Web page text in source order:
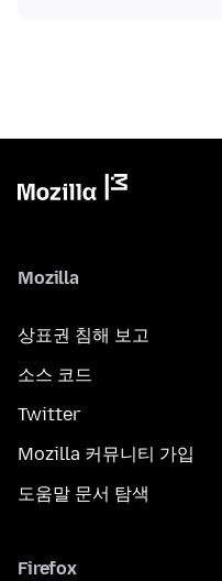
Mozilla
상표권 침해 보고
소스 코드
Twitter
Mozilla 커뮤니티 가입
도움말 문서 탐색
Firefox